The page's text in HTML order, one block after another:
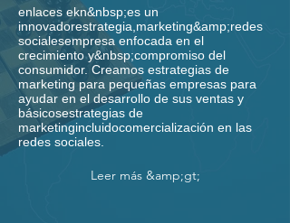
enlaces ekn&nbsp;es un
innovadorestrategia marketing&amp;redes
socialesempresa enfocada en el
crecimiento y&nbsp;compromiso del
consumidor. Creamos estrategias de
marketing para pequeñas empresas para
ayudar en el desarrollo de sus ventas y
básicosestrategias de
marketingincluidocomercialización en las
redes sociales.
Leer más &amp;gt;